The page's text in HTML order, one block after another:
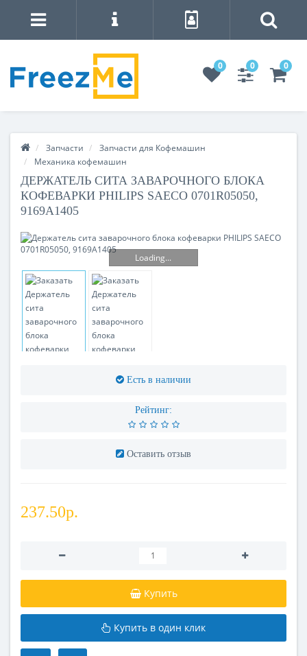
0 0 0
Запчасти
Запчасти для Кофемашин
Механика кофемашин
ДЕРЖАТЕЛЬ СИТА ЗАВАРОЧНОГО БЛОКА
КОФЕВАРКИ PHILIPS SAECO 0701R05050,
9169A1405
Loading...
Есть в наличии
Рейтинг:
Оставить отзыв
237.50р.
Купить
Купить в один клик